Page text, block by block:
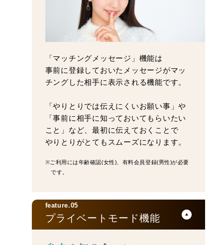
※ご利用には年齢確認(女性)、有料会員登録(男性)が必要
です。
「マッチングメッセージ」機能は
事前に登録しておいたメッセージがマッ
チングした相手に表示される機能です。
「やりとりでは伝えにくいお願い事」や
「事前に相手に知っておいてもらいたい
こと」など、最初に伝えておくことで
やりとりがとてもスムーズになります。
プライベートモード機能
feature.05